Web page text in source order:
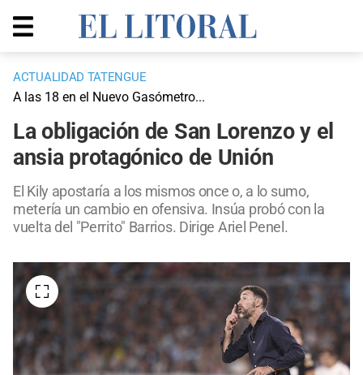
ACTUALIDAD TATENGUE
A las 18 en el Nuevo Gasómetro...
La obligación de San Lorenzo y el
ansia protagónico de Unión
El Kily apostaría a los mismos once o, a lo sumo,
metería un cambio en ofensiva. Insúa probó con la
vuelta del "Perrito" Barrios. Dirige Ariel Penel.